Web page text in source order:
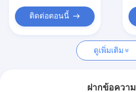
ติดต่อเรา
ติดต่อตอนนี้
ดูเพิ่มเติม
ฝากข้อความ